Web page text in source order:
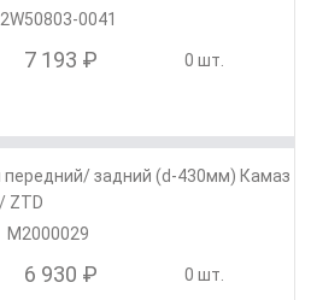
0041
7 193 ₽ 0 шт.
задний (d-430мм) Камаз
ZTD
M2000029
6 930 ₽ 0 шт.